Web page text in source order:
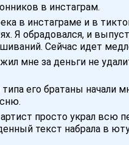
в инстаграм.
в инстаграме и в
Я обрадовался, и
Сейчас идет
мне за деньги не
его братаны начали
просто украл всю
текст набрала в